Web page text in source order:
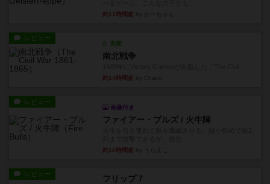
約11時間前
レビュー
充実
南北戦争
約14時間前
レビュー
画像付き
ファイアー・ブルズ / 火牛陣
約16時間前
レビュー フリップ７